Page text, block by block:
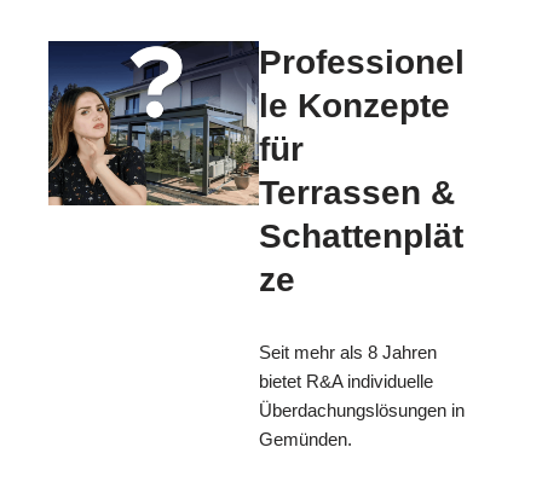
Professionel
le Konzepte
für
Terrassen &
Schattenplät
ze
Seit mehr als 8 Jahren
bietet R&A individuelle
Überdachungslösungen in
Gemünden.